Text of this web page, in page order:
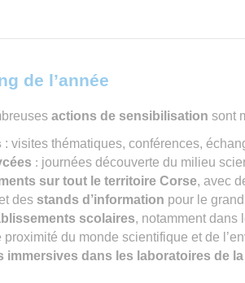
de l’année
actions de sensibilisation sont
: visites thématiques, conférences,
: journées découverte du milieu
sur tout le territoire Corse, avec
des stands d’information pour le
scolaires, notamment dans
du monde scientifique et de
dans les laboratoires de